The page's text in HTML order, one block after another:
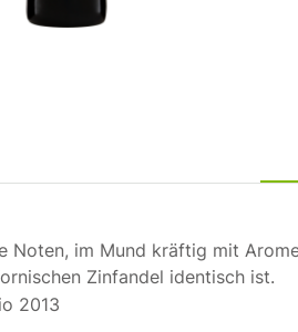
im Mund kräftig mit
Zinfandel identisch ist.
2013